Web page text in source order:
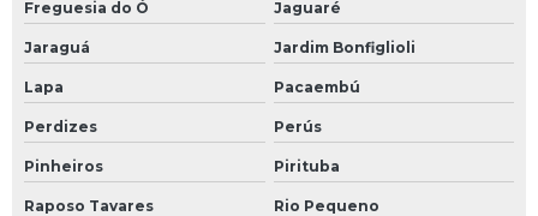
Medidor de vazão ultrassônico externo
Medidor de vazão ultrassônico
Serviço de calibração de equipamentos
Calibração acreditada
Calibração aparelho de pressão digital
Freguesia do Ó Jaguaré
Jaraguá Jardim Bonfiglioli
Lapa Pacaembú
Perdizes Perús
Pinheiros Pirituba
Raposo Tavares Rio Pequeno